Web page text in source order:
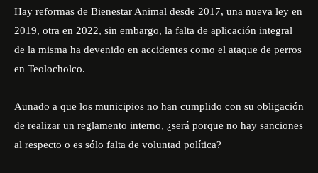
Hay reformas de Bienestar Animal desde 2017, una nueva ley en
2019, otra en 2022, sin embargo, la falta de aplicación integral
de la misma ha devenido en accidentes como el ataque de perros
en Teolocholco.
Aunado a que los municipios no han cumplido con su obligación
de realizar un reglamento interno, ¿será porque no hay sanciones
al respecto o es sólo falta de voluntad política?